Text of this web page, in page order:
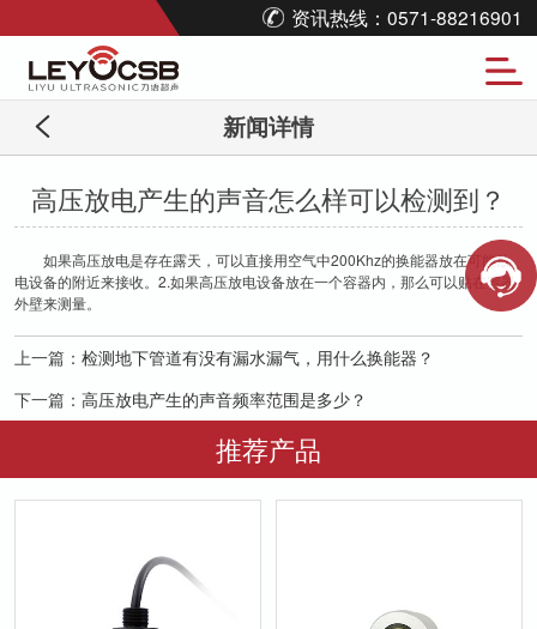
资讯热线：0571-88216901
新闻详情
高压放电产生的声音怎么样可以检测到？
如果高压放电是存在露天，可以直接用空气中200Khz的换能器放在可能放
电设备的附近来接收。2.如果高压放电设备放在一个容器内，那么可以贴在容器
外壁来测量。
上一篇： 检测地下管道有没有漏水漏气，用什么换能器？
下一篇： 高压放电产生的声音频率范围是多少？
推荐产品